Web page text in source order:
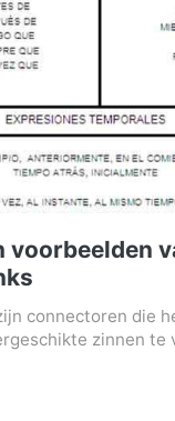
voorbeelden
connectoren die
zinnen te